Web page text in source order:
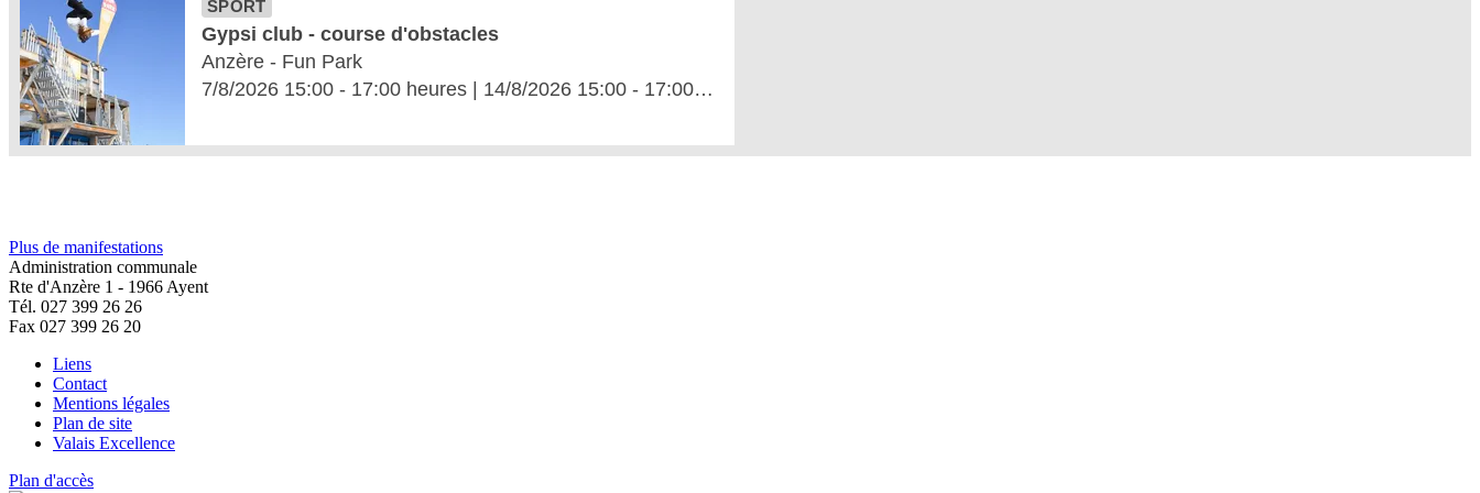
Plus de manifestations
Administration communale
Rte d'Anzère 1 - 1966 Ayent
Tél. 027 399 26 26
Fax 027 399 26 20
Liens
Contact
Mentions légales
Plan de site
Valais Excellence
Plan d'accès